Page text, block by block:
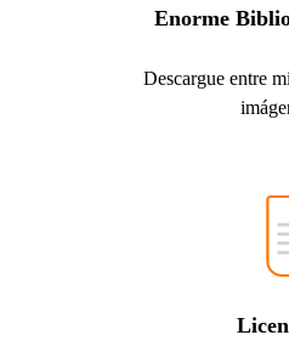
Enorme
Descargue entre